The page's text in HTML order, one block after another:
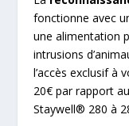
fonctionne avec
une alimentation
intrusions
l’accès exclusif à
20€ par rapport
Staywell® 280 à